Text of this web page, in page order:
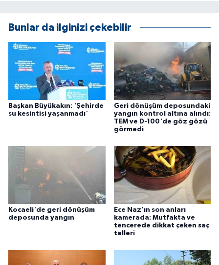
Bunlar da ilginizi çekebilir
Başkan Büyükakın: 'Şehirde
su kesintisi yaşanmadı'
Geri dönüşüm deposundaki
yangın kontrol altına alındı:
TEM ve D-100'de göz gözü
görmedi
Kocaeli'de geri dönüşüm
deposunda yangın
Ece Naz'ın son anları
kamerada: Mutfakta ve
tencerede dikkat çeken saç
telleri
YEREL
Yerel Haberler